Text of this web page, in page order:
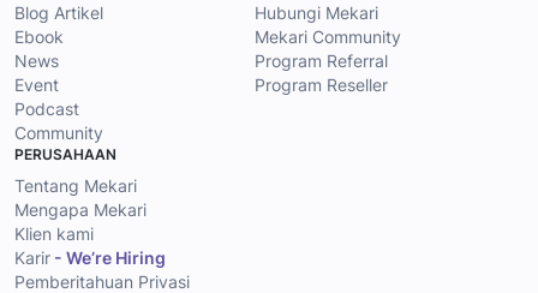
Blog Artikel
Ebook
News
Event
Podcast
Community
Hubungi Mekari
Mekari Community
Program Referral
Program Reseller
PERUSAHAAN
Tentang Mekari
Mengapa Mekari
Klien kami
Karir - We’re Hiring
Pemberitahuan Privasi